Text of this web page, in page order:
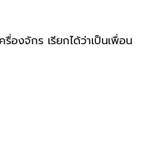
องจักร เรียกได้ว่าเป็นเพื่อน